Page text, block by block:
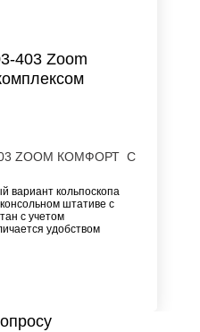
ZOOM КОМФОРТ С
вариант кольпоскопа
штативе с
с учетом
удобством